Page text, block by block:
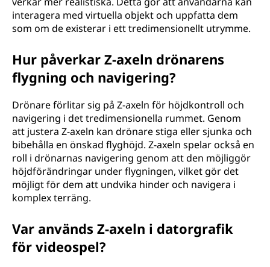
interagera med virtuella objekt och uppfatta dem
som om de existerar i ett tredimensionellt utrymme.
Hur påverkar Z-axeln drönarens
flygning och navigering?
Drönare förlitar sig på Z-axeln för höjdkontroll och
navigering i det tredimensionella rummet. Genom
att justera Z-axeln kan drönare stiga eller sjunka och
bibehålla en önskad flyghöjd. Z-axeln spelar också en
roll i drönarnas navigering genom att den möjliggör
höjdförändringar under flygningen, vilket gör det
möjligt för dem att undvika hinder och navigera i
komplex terräng.
Var används Z-axeln i datorgrafik
för videospel?